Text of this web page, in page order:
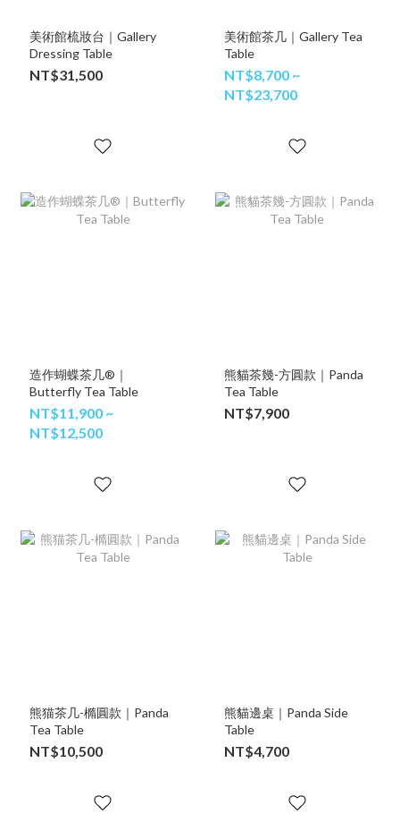
美術館梳妝台｜Gallery
Dressing Table
NT$31,500
美術館茶几｜Gallery Tea
Table
NT$8,700 ~
NT$23,700
造作蝴蝶茶几®｜
Butterfly Tea Table
NT$11,900 ~
NT$12,500
熊貓茶幾-方圓款｜Panda
Tea Table
NT$7,900
熊猫茶几-橢圓款｜Panda
Tea Table
NT$10,500
熊貓邊桌｜Panda Side
Table
NT$4,700